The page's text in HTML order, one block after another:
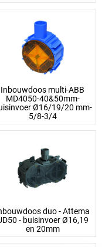
Inbouwdoos multi-ABB
MD4050-40&50mm-
Ø16/19/20 mm-
5/8-3/4
duo - Attema
- buisinvoer Ø16,19
en 20mm